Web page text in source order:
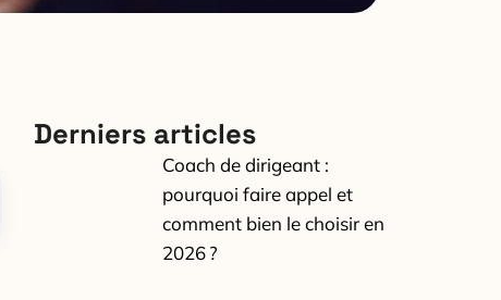
Derniers articles
Coach de dirigeant :
pourquoi faire appel et
comment bien le choisir en
2026 ?